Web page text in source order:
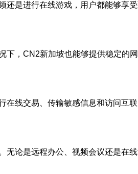
是进行在线游戏，用户都能够享
，CN2新加坡也能够提供稳定的
线交易、传输敏感信息和访问互
论是远程办公、视频会议还是在